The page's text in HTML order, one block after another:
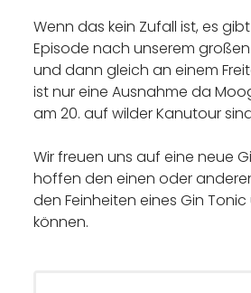
Wenn das kein Zufall ist, es
Episode nach unserem
und dann gleich an einem
ist nur eine Ausnahme da
am 20. auf wilder Kanutour
Wir freuen uns auf eine neue
hoffen den einen oder
den Feinheiten eines Gin
können.